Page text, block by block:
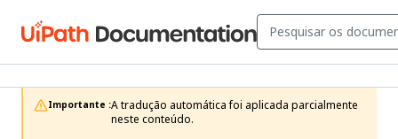
Importante :A tradução automática foi aplicada parcialmente
neste conteúdo.